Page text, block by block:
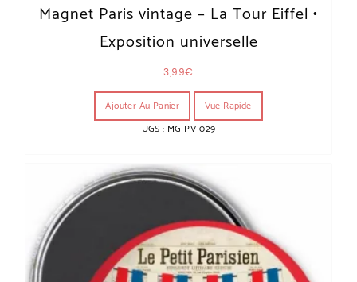
Magnet Paris vintage – La Tour Eiffel •
Exposition universelle
3,99€
Ajouter Au Panier
Vue Rapide
UGS : MG PV-029